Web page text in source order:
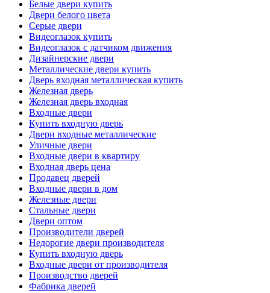
Белые двери купить
Двери белого цвета
Серые двери
Видеоглазок купить
Видеоглазок с датчиком движения
Дизайнерские двери
Металлические двери купить
Дверь входная металлическая купить
Железная дверь
Железная дверь входная
Входные двери
Купить входную дверь
Двери входные металлические
Уличные двери
Входные двери в квартиру
Входная дверь цена
Продавец дверей
Входные двери в дом
Железные двери
Стальные двери
Двери оптом
Производители дверей
Недорогие двери производителя
Купить входную дверь
Входные двери от производителя
Производство дверей
Фабрика дверей